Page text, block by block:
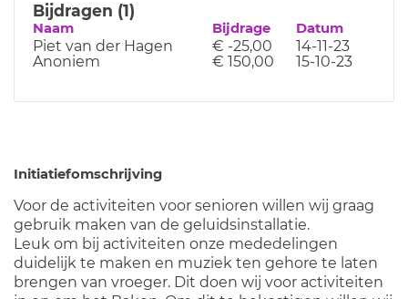
Bijdragen (1)
Naam Bijdrage Datum
Piet van der Hagen € -25,00
14-11-23
Anoniem
€ 150,00 15-10-23
Initiatiefomschrijving
Voor de activiteiten voor senioren willen wij graag
gebruik maken van de geluidsinstallatie.
Leuk om bij activiteiten onze mededelingen
duidelijk te maken en muziek ten gehore te laten
brengen van vroeger. Dit doen wij voor activiteiten